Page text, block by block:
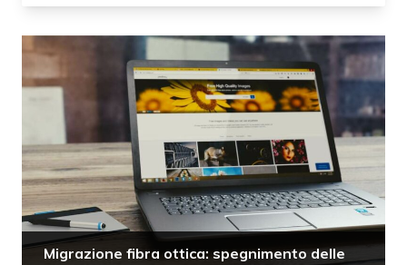
Migrazione fibra ottica: spegnimento delle